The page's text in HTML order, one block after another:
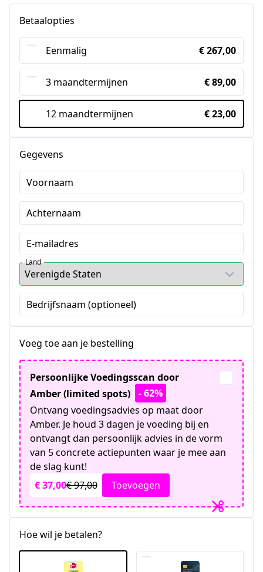
en tools
Theoriebom: 7 stappenplan om af
te vallen zonder dieet
t.w.v.€ 27,00
Jaar lang communitykanalen,
challenges en support
+ replays
€ 1.274,00
op 1 chat met Amber
Betaalopties
Eenmalig € 267,00
3 maandtermijnen € 89,00
12 maandtermijnen € 23,00
Gegevens
Voornaam
Achternaam
E-mailadres
Land
Bedrijfsnaam (optioneel)
Voeg toe aan je bestelling
Persoonlijke Voedingsscan door
Amber (limited spots)
- 62%
Ontvang voedingsadvies op maat door
Amber. Je houd 3 dagen je voeding bij en
ontvangt dan persoonlijk advies in de vorm
van 5 concrete actiepunten waar je mee aan
de slag kunt!
€ 37,00€ 97,00 Toevoegen
Hoe wil je betalen?